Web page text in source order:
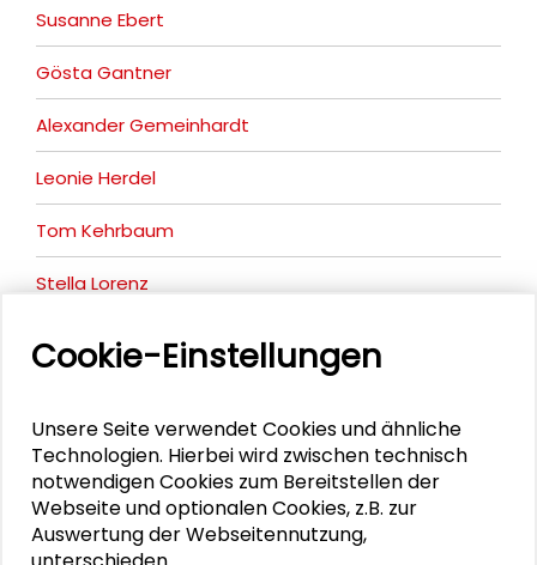
Susanne Ebert
Gösta Gantner
Alexander Gemeinhardt
Leonie Herdel
Tom Kehrbaum
Stella Lorenz
Kirsten Mensch
Daniel Theobald
Anna Zdiara
Cookie-Einstellungen
Unsere Seite verwendet Cookies und ähnliche
Technologien. Hierbei wird zwischen technisch
notwendigen Cookies zum Bereitstellen der
Webseite und optionalen Cookies, z.B. zur
Auswertung der Webseitennutzung,